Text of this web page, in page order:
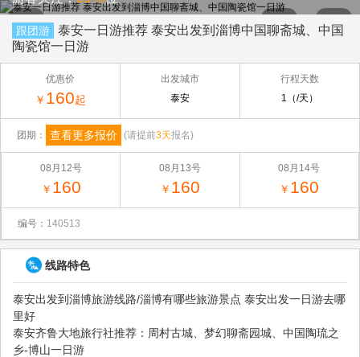
跟团游
泰安一日游推荐 泰安出发到淄博中国聊斋城、中国
陶瓷馆一日游
优惠价
￥ 160起
出发城市
泰安
行程天数
1（/天）
团期： 查看更多报价 (请提前3天报名)
08月12号
￥ 160
08月13号
￥ 160
08月14号
￥ 160
编号： 140513
线路特色
泰安出发到淄博旅游线路/淄博有哪些旅游景点 泰安出发一日游去哪
里好
泰安齐鲁大地旅行社推荐：周村古城、梦幻聊斋园城、中国陶琉之
乡-博山一日游